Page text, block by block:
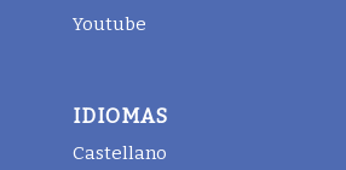
Youtube
IDIOMAS
Castellano